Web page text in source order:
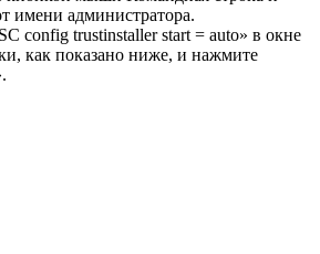
имени администратора.
config trustinstaller start = auto» в окне
как показано ниже, и нажмите